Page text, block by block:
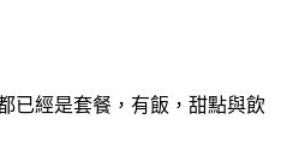
已經是套餐，有飯，甜點與飲